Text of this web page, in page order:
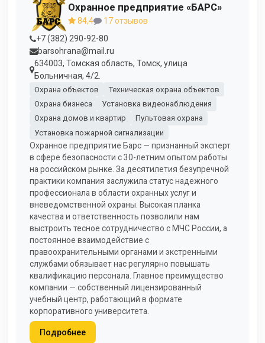
Охранное предприятие «БАРС»
84,4
17 отзывов
+7 (382) 290-92-80
barsohrana@mail.ru
634003, Томская область, Томск, улица
Больничная, 4/2.
Охрана объектов
Техническая охрана объектов
Охрана бизнеса
Установка видеонаблюдения
Охрана домов и квартир
Пультовая охрана
Установка пожарной сигнализации
Охранное предприятие Барс — признанный эксперт
в сфере безопасности с 30-летним опытом работы
на российском рынке. За десятилетия безупречной
практики компания заслужила статус надежного
профессионала в области охранных услуг и
вневедомственной охраны. Высокая планка
качества и ответственность позволили нам
выстроить тесное сотрудничество с МЧС России, а
постоянное взаимодействие с
правоохранительными органами и экстренными
службами обязывает нас регулярно повышать
квалификацию персонала. Главное преимущество
компании — собственный лицензированный
учебный центр, работающий в формате
корпоративного университета.
Подробнее